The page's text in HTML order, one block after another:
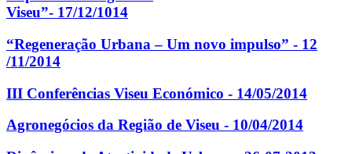
Viseu”- 17/12/1014
“Regeneração Urbana – Um novo impulso” - 12
/11/2014
III Conferências Viseu Económico - 14/05/2014
Agronegócios da Região de Viseu - 10/04/2014